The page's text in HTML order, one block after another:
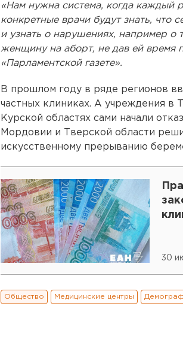
«Нам нужна система, когда каждый
конкретные врачи будут знать, что
и узнать о нарушениях, например о
женщину на аборт, не дав ей время
«Парламентской газете».
В прошлом году в ряде регионов
частных клиниках. А учреждения в
Курской областях сами начали
Мордовии и Тверской области
искусственному прерыванию
30
Общество Медицинские центры